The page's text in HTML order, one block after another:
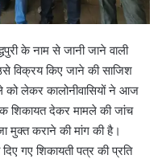
के नाम से जानी जाने वाली
विक्रय किए जाने की साजिश
लेकर कालोनीवासियों ने आज
शिकायत देकर मामले की जांच
मुक्त कराने की मांग की है।
गए शिकायती पत्र की प्रति